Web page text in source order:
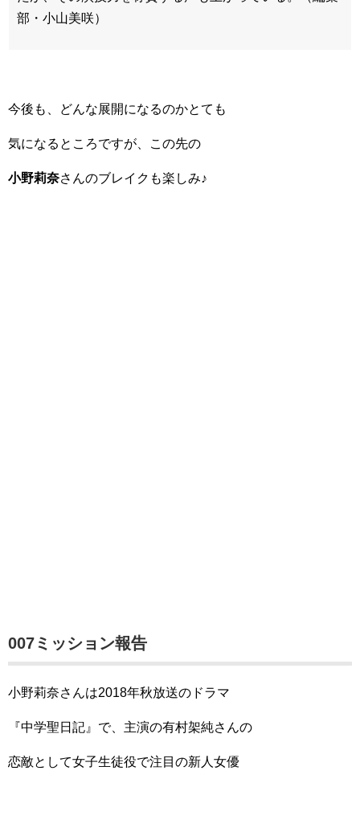
部・小山美咲）
今後も、どんな展開になるのかとても
気になるところですが、この先の
小野莉奈さんのブレイクも楽しみ♪
007ミッション報告
小野莉奈さんは2018年秋放送のドラマ
『中学聖日記』で、主演の有村架純さんの
恋敵として女子生徒役で注目の新人女優